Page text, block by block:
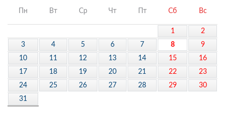
Пн Вт Ср Чт Пт Сб Вс
1
2
3
4 5 6 7 8
9
10
11 12 13 14 15
16
17
18 19 20 21 22
23
24
25 26 27 28 29
30
31